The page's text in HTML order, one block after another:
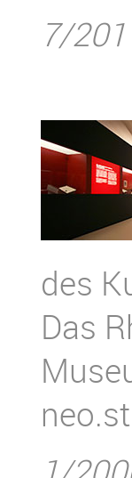
7/
des
Das